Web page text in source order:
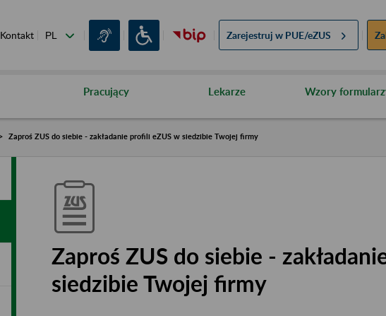
Kontakt Zarejestruj w PUE/eZUS
Pracujący Lekarze Wzory
Zaproś ZUS do siebie - zakładanie profili eZUS w siedzibie Twojej firmy
Zaproś ZUS do siebie -
siedzibie Twojej firmy